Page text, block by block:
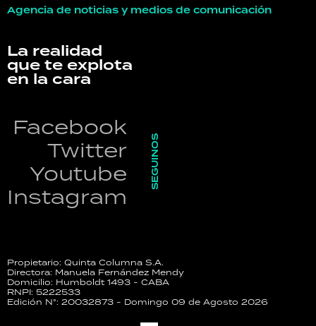
Agencia de noticias y medios de comunicación
La realidad
que te explota
en la cara
Facebook
Twitter
Youtube
Instagram
SEGUINOS
Propietario: Quinta Columna S.A.
Directora: Manuela Fernández Mendy
Domicilio: Humboldt 1493 - CABA
RNPI: 5222533
Edición N°: 20032873 - Domingo 09 de Agosto 2026